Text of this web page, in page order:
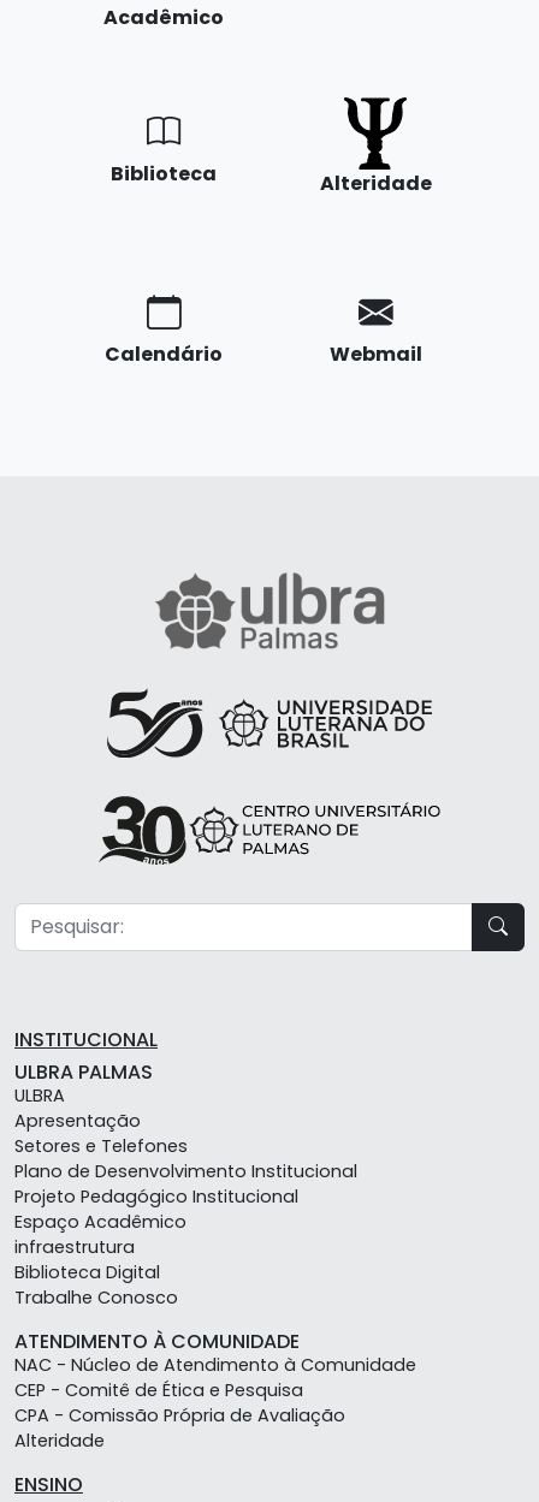
Acadêmico
Biblioteca Alteridade
Calendário Webmail
INSTITUCIONAL
ULBRA PALMAS
ULBRA
Apresentação
Setores e Telefones
Plano de Desenvolvimento Institucional
Projeto Pedagógico Institucional
Espaço Acadêmico
infraestrutura
Biblioteca Digital
Trabalhe Conosco
ATENDIMENTO À COMUNIDADE
NAC - Núcleo de Atendimento à Comunidade
CEP - Comitê de Ética e Pesquisa
CPA - Comissão Própria de Avaliação
Alteridade
ENSINO